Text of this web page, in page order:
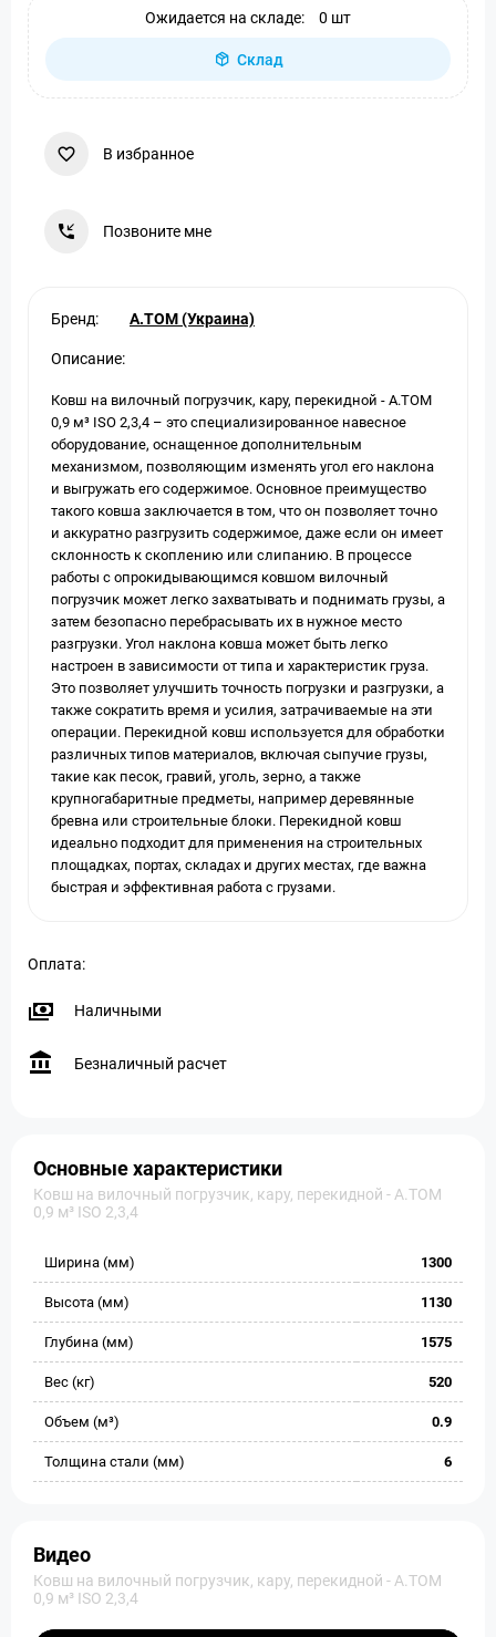
Ожидается на складе: 0 шт
Склад
В избранное
Позвоните мне
Бренд: A.TOM (Украина)
Описание:
Ковш на вилочный погрузчик, кару, перекидной - А.ТОМ
0,9 м³ ISO 2,3,4 – это специализированное навесное
оборудование, оснащенное дополнительным
механизмом, позволяющим изменять угол его наклона
и выгружать его содержимое. Основное преимущество
такого ковша заключается в том, что он позволяет точно
и аккуратно разгрузить содержимое, даже если он имеет
склонность к скоплению или слипанию. В процессе
работы с опрокидывающимся ковшом вилочный
погрузчик может легко захватывать и поднимать грузы, а
затем безопасно перебрасывать их в нужное место
разгрузки. Угол наклона ковша может быть легко
настроен в зависимости от типа и характеристик груза.
Это позволяет улучшить точность погрузки и разгрузки, а
также сократить время и усилия, затрачиваемые на эти
операции. Перекидной ковш используется для обработки
различных типов материалов, включая сыпучие грузы,
такие как песок, гравий, уголь, зерно, а также
крупногабаритные предметы, например деревянные
бревна или строительные блоки. Перекидной ковш
идеально подходит для применения на строительных
площадках, портах, складах и других местах, где важна
быстрая и эффективная работа с грузами.
Оплата:
Наличными
Безналичный расчет
Основные характеристики
Ковш на вилочный погрузчик, кару, перекидной - А.ТОМ
0,9 м³ ISO 2,3,4
Ширина (мм) 1300
Высота (мм) 1130
Глубина (мм) 1575
Вес (кг) 520
Объем (м³) 0.9
Толщина стали (мм) 6
Видео
Ковш на вилочный погрузчик, кару, перекидной - А.ТОМ
0,9 м³ ISO 2,3,4